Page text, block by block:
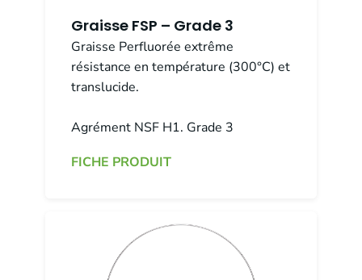
Graisse FSP – Grade 3
Graisse Perfluorée extrême
résistance en température (300°C) et
translucide.
Agrément NSF H1. Grade 3
FICHE PRODUIT